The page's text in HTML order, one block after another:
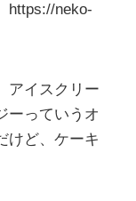
https://neko-
アイスクリー
ーっていうオ
けど、ケーキ